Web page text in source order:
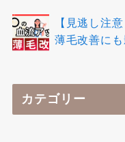
【見逃し注
薄毛改善にも
カテゴリー